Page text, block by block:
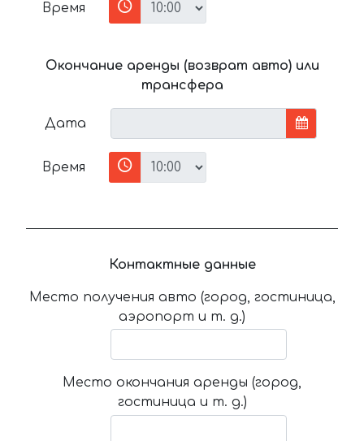
Время
Окончание аренды (возврат авто) или
трансфера
Дата
Время
Контактные данные
Место получения авто (город, гостиница,
аэропорт и т. д.)
Место окончания аренды (город,
гостиница и т. д.)